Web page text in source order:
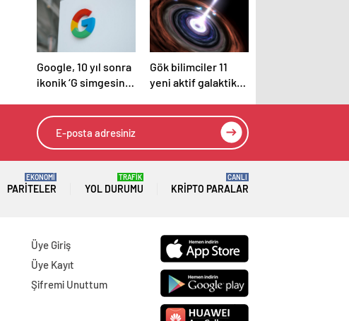
Google, 10 yıl sonra
ikonik ‘G simgesini’
yeni tasarım
Gök bilimciler 11
yeni aktif galaktik
PARITELER
EKONOMİ
YOL DURUMU
TRAFİK
KRIPTO PARALAR
CANLI
Üye Giriş
Üye Kayıt
Şifremi Unuttum